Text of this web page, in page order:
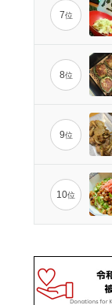
7位
8位
9位
10位